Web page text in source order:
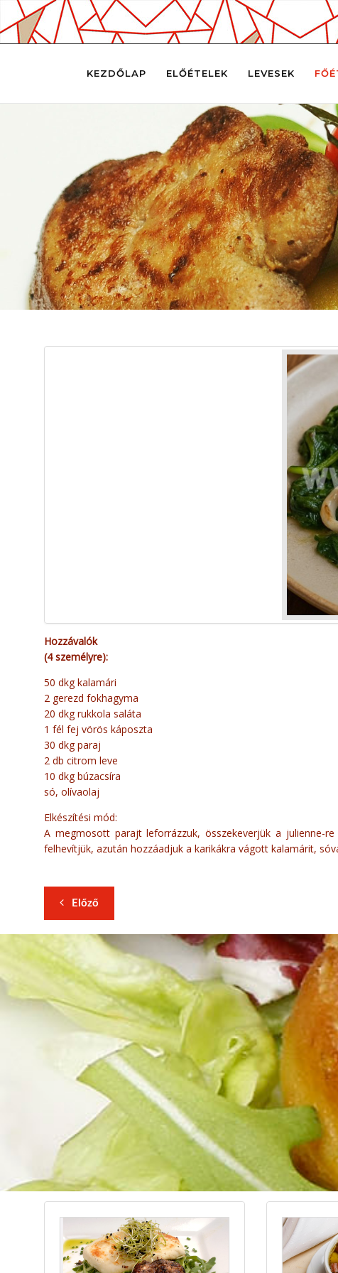
KEZDŐLAP ELŐÉTELEK LEVESEK
Hozzávalók
(4 személyre):
50 dkg kalamári
2 gerezd fokhagyma
20 dkg rukkola saláta
1 fél fej vörös káposzta
30 dkg paraj
2 db citrom leve
10 dkg búzacsíra
só, olívaolaj
Elkészítési mód:
A megmosott parajt leforrázzuk, összekeverjük a julienne-
felhevítjük, azután hozzáadjuk a karikákra vágott kalamárit,
Előző